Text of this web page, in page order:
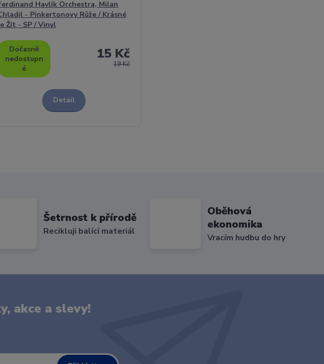
Havlík Orchestra, Milan
- Pinkertonovy Růže / Krásné
Žít - SP / Vinyl
19 Kč
15 Kč
Dočasně
nedostupn
é
Detail
Šetrnost k přírodě
Recikluji balící materiál
Oběhová
ekonomika
Vracím hudbu do hry
akce a slevy!